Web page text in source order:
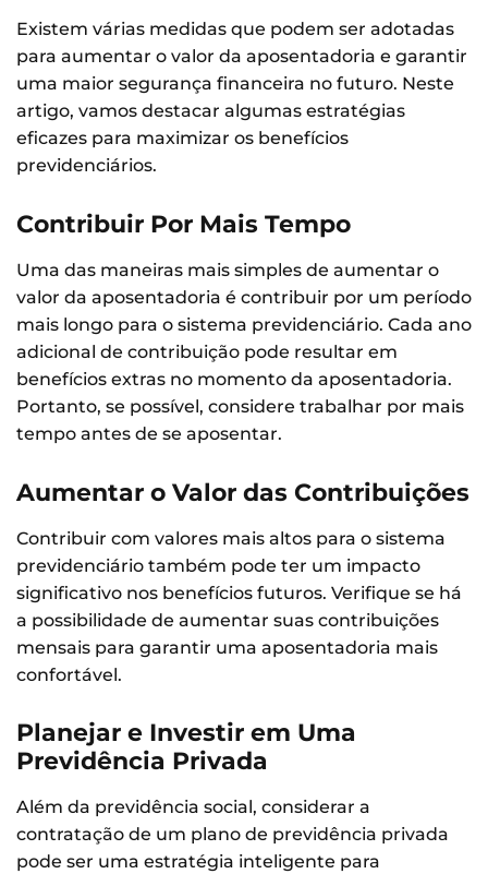
Existem várias medidas que podem ser adotadas
para aumentar o valor da aposentadoria e garantir
uma maior segurança financeira no futuro. Neste
artigo, vamos destacar algumas estratégias
eficazes para maximizar os benefícios
previdenciários.
Contribuir Por Mais Tempo
Uma das maneiras mais simples de aumentar o
valor da aposentadoria é contribuir por um período
mais longo para o sistema previdenciário. Cada ano
adicional de contribuição pode resultar em
benefícios extras no momento da aposentadoria.
Portanto, se possível, considere trabalhar por mais
tempo antes de se aposentar.
Aumentar o Valor das Contribuições
Contribuir com valores mais altos para o sistema
previdenciário também pode ter um impacto
significativo nos benefícios futuros. Verifique se há
a possibilidade de aumentar suas contribuições
mensais para garantir uma aposentadoria mais
confortável.
Planejar e Investir em Uma
Previdência Privada
Além da previdência social, considerar a
contratação de um plano de previdência privada
pode ser uma estratégia inteligente para